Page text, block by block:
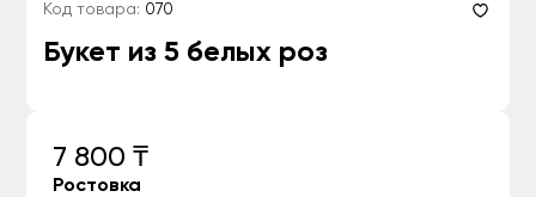
Код товара: 070
Букет из 5 белых роз
7 800 ₸
Ростовка